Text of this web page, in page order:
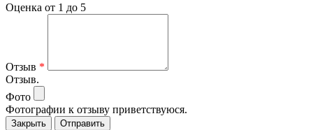
Оценка от 1 до 5
Отзыв *
Отзыв.
Фото
Фотографии к отзыву приветствуюся.
Закрыть Отправить